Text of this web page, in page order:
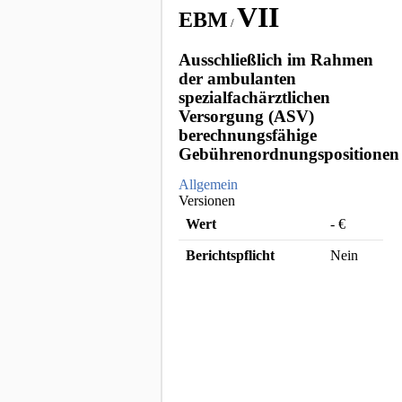
EBM / VII
Ausschließlich im Rahmen
der ambulanten
spezialfachärztlichen
Versorgung (ASV)
berechnungsfähige
Gebührenordnungspositionen
Allgemein
Versionen
Wert
- €
Berichtspflicht Nein